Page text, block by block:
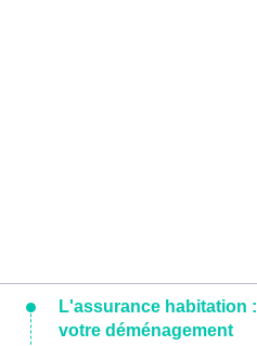
L'assurance habitation
votre déménagement